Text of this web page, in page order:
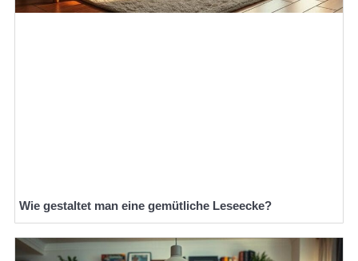
Wie gestaltet man eine gemütliche Leseecke?